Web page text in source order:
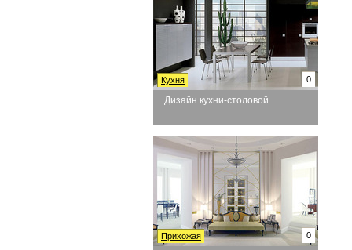
Дизайн кухни-столовой
0
Кухня
0
Прихожая